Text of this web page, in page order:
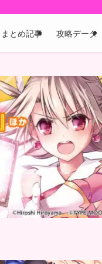
まとめ記事 攻略データ